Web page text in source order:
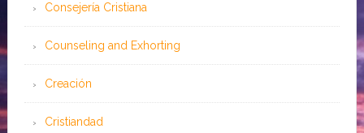
Consejería Cristiana
Counseling and Exhorting
Creación
Cristiandad